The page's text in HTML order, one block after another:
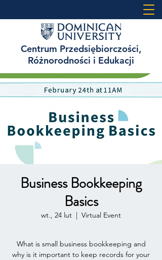
Centrum Przedsiębiorczości,
Różnorodności i Edukacji
Business Bookkeeping
Basics
wt., 24 lut
  |
Virtual Event
What is small business bookkeeping and
why is it important to keep records for your